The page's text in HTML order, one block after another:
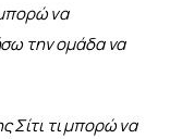
να
την ομάδα να
Σίτι τι μπορώ να